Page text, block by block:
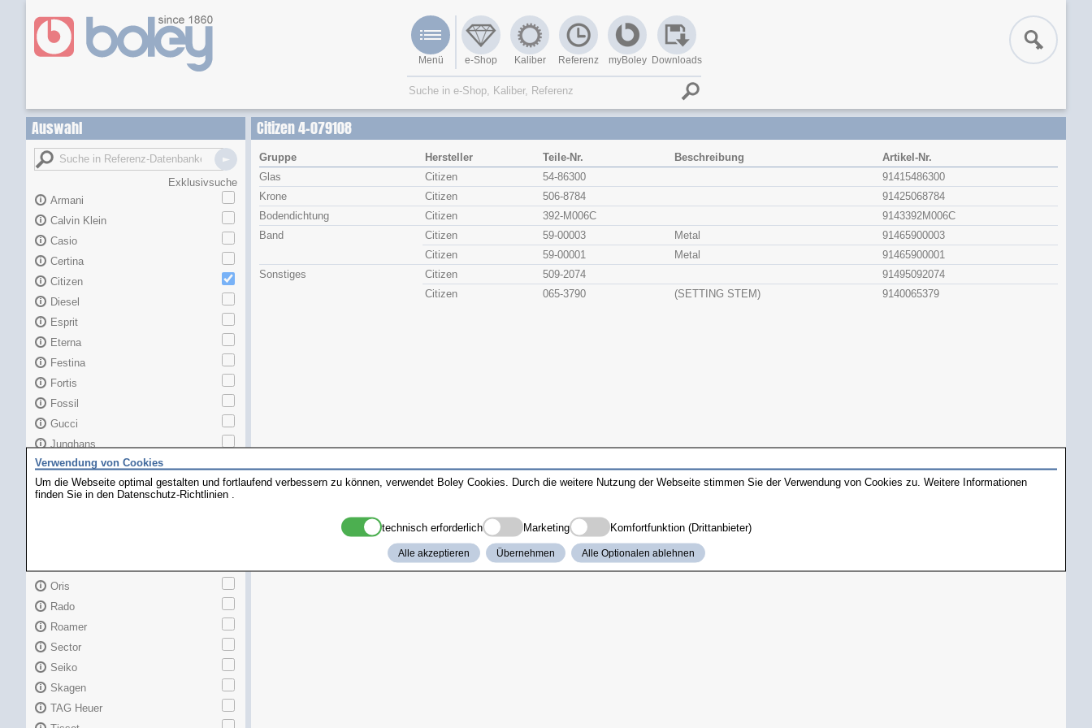
Menü e-Shop Kaliber Referenz myBoley Downloads
Auswahl
Exklusivsuche
Armani
Calvin Klein
Casio
Certina
Citizen
Diesel
Esprit
Eterna
Festina
Fortis
Fossil
Gucci
Junghans
Longines
Maurice Lacroix
Oris
Rado
Roamer
Sector
Seiko
Skagen
TAG Heuer
Citizen 4-079108
Gruppe Hersteller Teile-Nr. Beschreibung
Artikel-Nr.
Glas
Citizen 54-86300
91415486300
Krone
Citizen 506-8784
91425068784
Bodendichtung
Citizen 392-M006C
9143392M006C
Band
Citizen 59-00003 Metal
91465900003
Citizen
59-00001 Metal
91465900001
Sonstiges
Citizen 509-2074
91495092074
Citizen
065-3790 (SETTING STEM) 9140065379
Verwendung von Cookies
Um die Webseite optimal gestalten und fortlaufend verbessern zu können, verwendet Boley Cookies. Durch die weitere Nutzung der Webseite stimmen Sie der Verwendung von Cookies zu. Weitere Informationen
finden Sie in den Datenschutz-Richtlinien
technisch erforderlich Marketing Komfortfunktion (Drittanbieter)
Alle akzeptieren Übernehmen Alle Optionalen ablehnen